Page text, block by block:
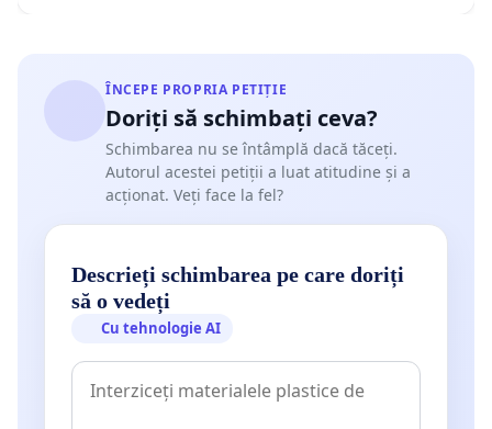
ÎNCEPE PROPRIA PETIȚIE
Doriți să schimbați ceva?
Schimbarea nu se întâmplă dacă tăceți.
Autorul acestei petiții a luat atitudine și a
acționat. Veți face la fel?
Descrieți schimbarea pe care doriți
să o vedeți
Cu tehnologie AI